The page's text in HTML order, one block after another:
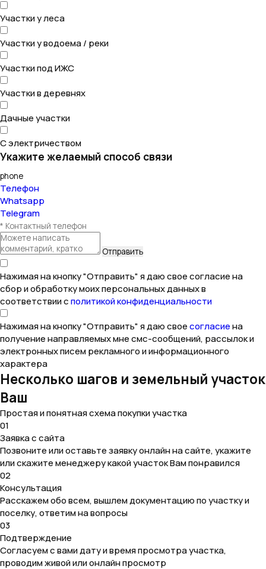
Участки у леса
Участки у водоема / реки
Участки под ИЖС
Участки в деревнях
Дачные участки
С электричеством
Укажите желаемый способ связи
Телефон
Whatsapp
Telegram
Нажимая на кнопку "Отправить" я даю свое согласие на
сбор и обработку моих персональных данных в
соответствии сполитикой конфиденциальности
Нажимая на кнопку "Отправить" я даю своесогласиена
получение направляемых мне смс-сообщений, рассылок и
электронных писем рекламного и информационного
характера
Несколько шагов и земельный участок
Ваш
Простая и понятная схема покупки участка
01
Заявка с сайта
Позвоните или оставьте заявку онлайн на сайте, укажите
или скажите менеджеру какой участок Вам понравился
02
Консультация
Расскажем обо всем, вышлем документацию по участку и
поселку, ответим на вопросы
03
Подтверждение
Согласуем с вами дату и время просмотра участка,
проводим живой или онлайн просмотр